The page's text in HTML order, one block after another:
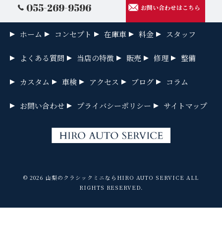
055-269-9596 お問い合わせはこちら
ホーム コンセプト 在庫車 料金 スタッフ
よくある質問 当店の特徴 販売 修理 整備
カスタム 車検 アクセス ブログ コラム
お問い合わせ プライバシーポリシー サイトマップ
© 2026 山梨のクラシックミニならHIRO AUTO SERVICE ALL
RIGHTS RESERVED.